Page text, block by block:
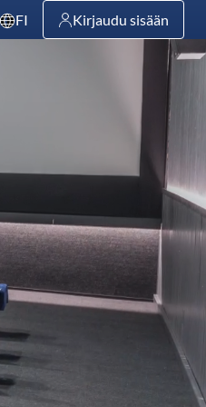
FI Kirjaudu sisään